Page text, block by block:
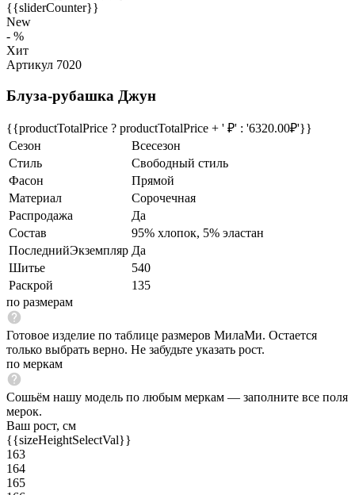
{{sliderCounter}}
New
- %
Хит
Артикул 7020
Блуза-рубашка Джун
{{productTotalPrice ? productTotalPrice + ' ₽' : '6320.00₽'}}
Сезон
Всесезон
Стиль
Свободный стиль
Фасон
Прямой
Материал
Сорочечная
Распродажа
Да
Состав
95% хлопок, 5% эластан
ПоследнийЭкземпляр Да
Шитье
540
Раскрой
135
по размерам
Готовое изделие по таблице размеров МилаМи. Остается
только выбрать верно. Не забудьте указать рост.
по меркам
Сошьём нашу модель по любым меркам — заполните все поля
мерок.
Ваш рост, см
{{sizeHeightSelectVal}}
163
164
165